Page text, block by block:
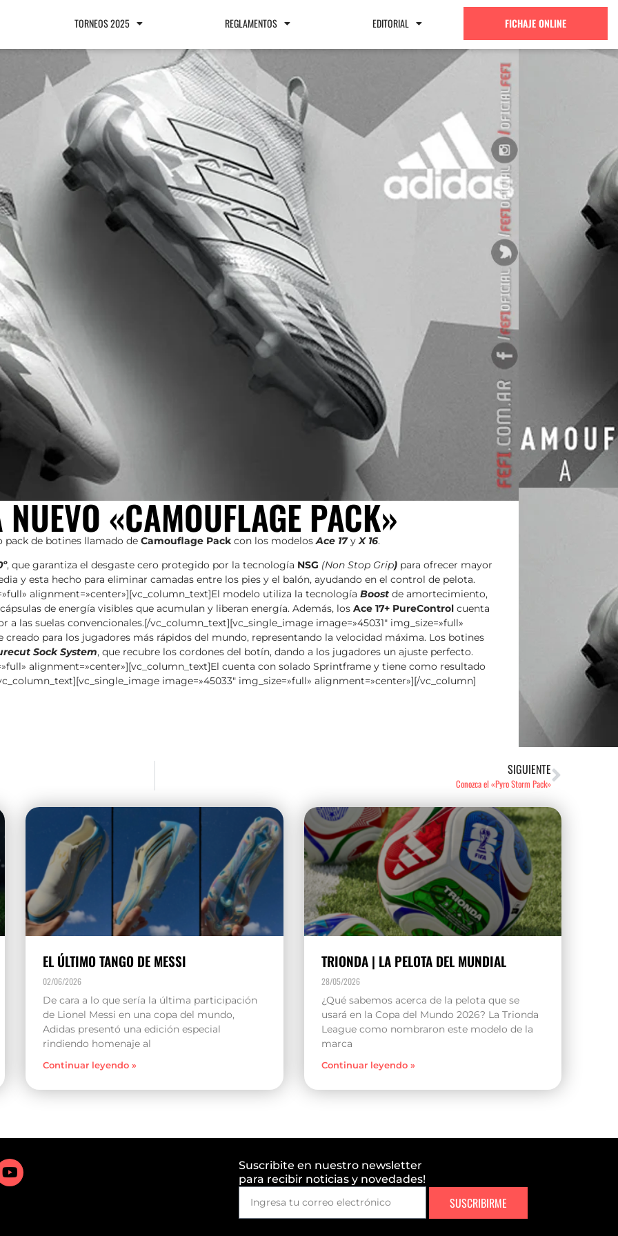
TORNEOS 2025 REGLAMENTOS EDITORIAL FICHAJE ONLINE
«CAMOUFLAGE PACK»
pack de botines llamado de Camouflage Pack con los modelos Ace 17y X 16.
, que garantiza el desgaste cero protegido por la tecnología NSG (Non Stop Grip) para ofrecer mayor
y esta hecho para eliminar camadas entre los pies y el balón, ayudando en el control de pelota.
alignment=»center»][vc_column_text]El modelo utiliza la tecnología Boost de amortecimiento,
de energía visibles que acumulan y liberan energía. Además, los Ace 17+ PureControl cuenta
las suelas convencionales.[/vc_column_text][vc_single_image image=»45031″ img_size=»full»
creado para los jugadores más rápidos del mundo, representando la velocidad máxima. Los botines
Sock System, que recubre los cordones del botín, dando a los jugadores un ajuste perfecto.
alignment=»center»][vc_column_text]El cuenta con solado Sprintframe y tiene como resultado
image=»45033″ img_size=»full» alignment=»center»][/vc_column]
SIGUIENTE
Conozca el «Pyro Storm Pack»
EL ÚLTIMO TANGO DE MESSI
02/06/2026
De cara a lo que sería la última participación
de Lionel Messi en una copa del mundo,
Adidas presentó una edición especial
rindiendo homenaje al
Continuar leyendo »
TRIONDA | LA PELOTA DEL MUNDIAL
28/05/2026
¿Qué sabemos acerca de la pelota que se
usará en la Copa del Mundo 2026? La Trionda
League como nombraron este modelo de la
marca
Continuar leyendo »
Suscribite en nuestro newsletter
para recibir noticias y novedades!
SUSCRIBIRME